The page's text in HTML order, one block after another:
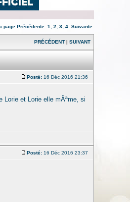
page Précédente 1 2 3 4 Suivante
PRÉCÉDENT | SUIVANT
Posté: 16 Déc 2016 21:36
Lorie et Lorie elle mÃªme, si
Posté: 16 Déc 2016 23:37